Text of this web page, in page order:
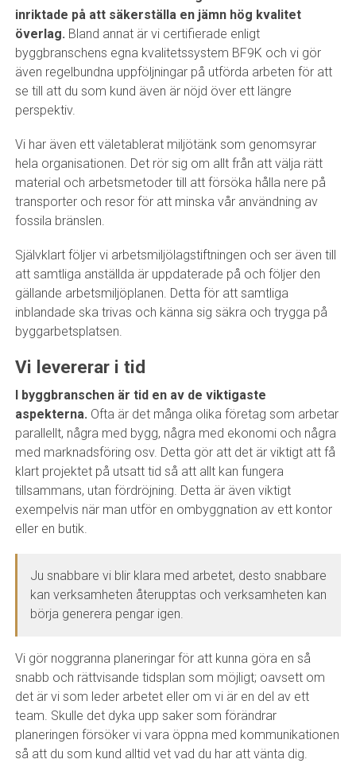
inriktade på att säkerställa en jämn hög kvalitet
överlag. Bland annat är vi certifierade enligt
byggbranschens egna kvalitetssystem BF9K och vi gör
även regelbundna uppföljningar på utförda arbeten för att
se till att du som kund även är nöjd över ett längre
perspektiv.
Vi har även ett väletablerat miljötänk som genomsyrar
hela organisationen. Det rör sig om allt från att välja rätt
material och arbetsmetoder till att försöka hålla nere på
transporter och resor för att minska vår användning av
fossila bränslen.
Självklart följer vi arbetsmiljölagstiftningen och ser även till
att samtliga anställda är uppdaterade på och följer den
gällande arbetsmiljöplanen. Detta för att samtliga
inblandade ska trivas och känna sig säkra och trygga på
byggarbetsplatsen.
Vi levererar i tid
I byggbranschen är tid en av de viktigaste
aspekterna. Ofta är det många olika företag som arbetar
parallellt, några med bygg, några med ekonomi och några
med marknadsföring osv. Detta gör att det är viktigt att få
klart projektet på utsatt tid så att allt kan fungera
tillsammans, utan fördröjning. Detta är även viktigt
exempelvis när man utför en ombyggnation av ett kontor
eller en butik.
Ju snabbare vi blir klara med arbetet, desto snabbare
kan verksamheten återupptas och verksamheten kan
börja generera pengar igen.
Vi gör noggranna planeringar för att kunna göra en så
snabb och rättvisande tidsplan som möjligt; oavsett om
det är vi som leder arbetet eller om vi är en del av ett
team. Skulle det dyka upp saker som förändrar
planeringen försöker vi vara öppna med kommunikationen
så att du som kund alltid vet vad du har att vänta dig.